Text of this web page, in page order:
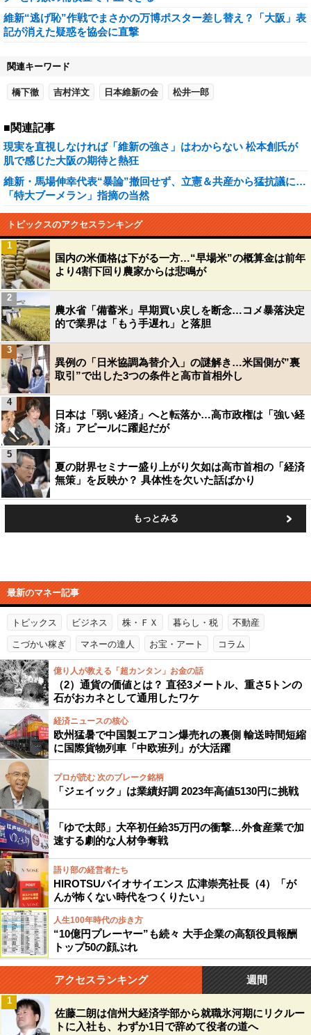
維新“逃げ恥”作戦でまさかの万博ポスター差し替え？「大阪」表
記が消えた疑惑を協会に直撃
関連キーワード
橋下徹 吉村洋文 日本維新の会 松井一郎
■関連記事
現実を直視しなければ「維新の強さ」はわからない 松本創氏が
肌で感じた大阪の期待と熱狂
維新・馬場伸幸代表“暴論”撤回せず、立憲＆共産から猛抗議に…
「特大ブーメラン」指摘の当然
トピックスのアクセスランキング
国内の米価格は下がる一方…“早場米”の概算金は前年
より4割下回り農家からは悲鳴が
1
農水省「備蓄米」早期買い戻しを断念…コメ暴落決定
的で業界は「もう手遅れ」と落胆
2
異例の「日米協調為替介入」の謎解き…米国側が”裏
取引”で出した3つの条件と高市首相外し
3
日本は「弱い経済」へと転落か…高市政権は「強い経
済」アピールに躍起だが
4
夏の財界セミナー盛り上がり欠如は高市首相の「経済
無策」を反映か？ 具体性を欠いた話ばかり
5
もっとみる
最新のマネー記事
トピックス ビジネス 株・ＦＸ 暮らし・税 不動産
こづかい稼ぎ マネーの達人 お宝・アート コラム
億り人が教える「超カンタン」お金の話
（2）通貨の価値とは？ 直径3メートル、重さ5トンの
石がおカネとして通用したワケ
経済ニュースの核心
欧州猛暑で中国製エアコン爆売れの裏側 輸送時間短縮
に国際貨物列車「中欧班列」が大活躍
プロが読む 次のブレーク銘柄
「ジェイック」は業績好調 2023年高値5130円に挑戦
「ゆで太郎」大卒初任給35万円の衝撃…外食産業で加
速する劇的な人材争奪戦
語り部の経営者たち
HIROTSUバイオサイエンス 広津崇亮社長（4）「が
んが怖くない時代をつくりたい」
人生100年時代の歩き方
“10億円プレーヤー”も続々 大手企業の高額役員報酬
トップ50の顔ぶれ
アクセスランキング 週間
佐藤二朗は信州大経済学部から就職氷河期にリクルー
トに入社も、わずか1日で辞めて役者の道へ
1